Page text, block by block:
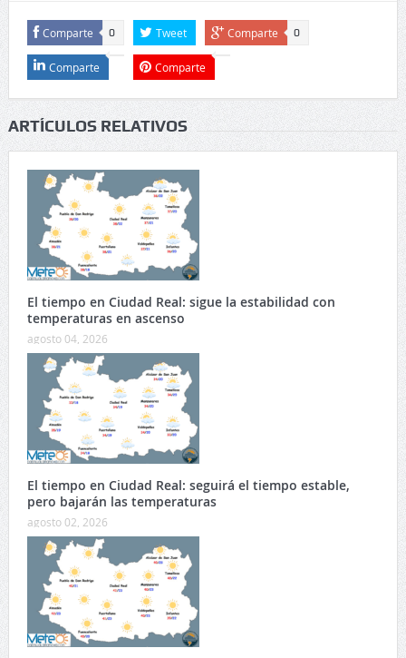
Comparte 0 Tweet Comparte 0
Comparte Comparte
ARTÍCULOS RELATIVOS
El tiempo en Ciudad Real: sigue la estabilidad con
temperaturas en ascenso
agosto 04, 2026
El tiempo en Ciudad Real: seguirá el tiempo estable,
pero bajarán las temperaturas
agosto 02, 2026